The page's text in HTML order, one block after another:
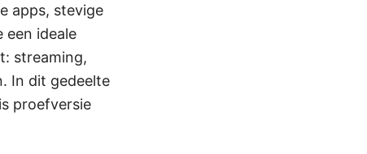
apps, stevige
een ideale
streaming,
In dit gedeelte
proefversie